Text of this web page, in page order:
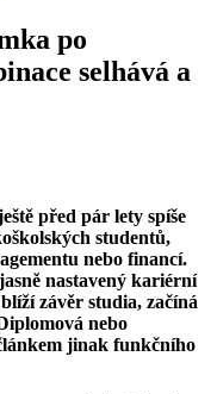
po
selhává a
před pár lety spíše
studentů,
nebo financí.
nastavený kariérní
závěr studia, začíná
nebo
jinak funkčního